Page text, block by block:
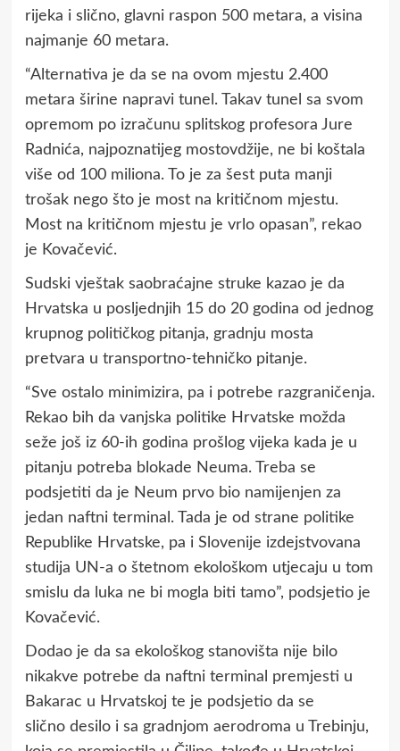
rijeka i slično, glavni raspon 500 metara, a visina
najmanje 60 metara.
“Alternativa je da se na ovom mjestu 2.400
metara širine napravi tunel. Takav tunel sa svom
opremom po izračunu splitskog profesora Jure
Radnića, najpoznatijeg mostovdžije, ne bi koštala
više od 100 miliona. To je za šest puta manji
trošak nego što je most na kritičnom mjestu.
Most na kritičnom mjestu je vrlo opasan”, rekao
je Kovačević.
Sudski vještak saobraćajne struke kazao je da
Hrvatska u posljednjih 15 do 20 godina od jednog
krupnog političkog pitanja, gradnju mosta
pretvara u transportno-tehničko pitanje.
“Sve ostalo minimizira, pa i potrebe razgraničenja.
Rekao bih da vanjska politike Hrvatske možda
seže još iz 60-ih godina prošlog vijeka kada je u
pitanju potreba blokade Neuma. Treba se
podsjetiti da je Neum prvo bio namijenjen za
jedan naftni terminal. Tada je od strane politike
Republike Hrvatske, pa i Slovenije izdejstvovana
studija UN-a o štetnom ekološkom utjecaju u tom
smislu da luka ne bi mogla biti tamo”, podsjetio je
Kovačević.
Dodao je da sa ekološkog stanovišta nije bilo
nikakve potrebe da naftni terminal premjesti u
Bakarac u Hrvatskoj te je podsjetio da se
slično desilo i sa gradnjom aerodroma u Trebinju,